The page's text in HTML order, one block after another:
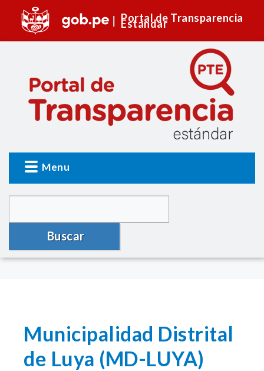
Portal de Transparencia
Estándar
Menu
Buscar
Municipalidad Distrital
de Luya (MD-LUYA)